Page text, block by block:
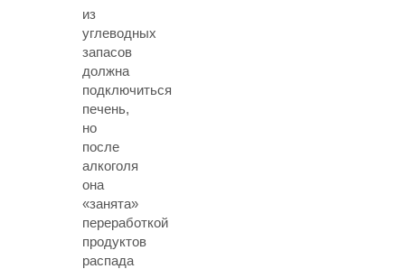
из
углеводных
запасов
должна
подключиться
печень,
но
после
алкоголя
она
«занята»
переработкой
продуктов
распада